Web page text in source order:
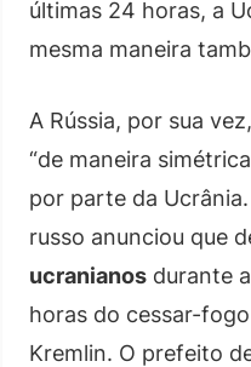
últimas 24 horas, a
mesma maneira
A Rússia, por sua
“de maneira
por parte da
russo anunciou que
ucranianos durante
horas do cessar-
Kremlin. O prefeito